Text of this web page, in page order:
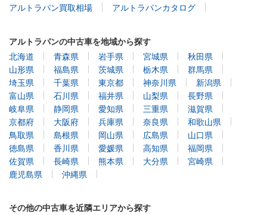
アルトラパン買取相場
アルトラパンカタログ
アルトラパンの中古車を地域から探す
北海道
青森県 岩手県 宮城県
秋田県
山形県
福島県 茨城県 栃木県
群馬県
埼玉県
千葉県 東京都 神奈川県
新潟県
富山県
石川県 福井県 山梨県
長野県
岐阜県
静岡県 愛知県 三重県
滋賀県
京都府
大阪府 兵庫県 奈良県
和歌山県
鳥取県
島根県 岡山県 広島県
山口県
徳島県
香川県 愛媛県 高知県
福岡県
佐賀県
長崎県 熊本県 大分県
宮崎県
鹿児島県
沖縄県
その他の中古車を近隣エリアから探す